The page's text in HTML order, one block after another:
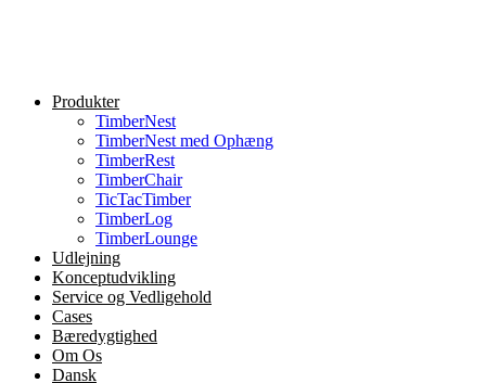
Produkter
TimberNest
TimberNest med Ophæng
TimberRest
TimberChair
TicTacTimber
TimberLog
TimberLounge
Udlejning
Konceptudvikling
Service og Vedligehold
Cases
Bæredygtighed
Om Os
Dansk